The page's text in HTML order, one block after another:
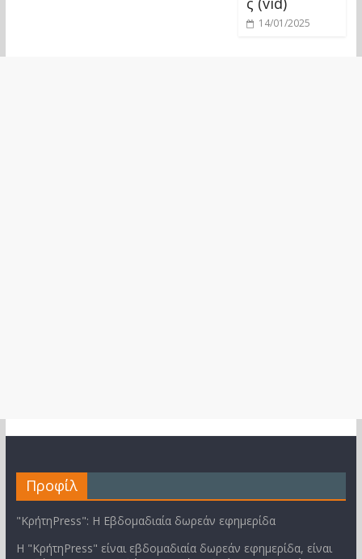
14/01/2025
Προφίλ
"ΚρήτηPress": Η Εβδομαδιαία δωρεάν εφημερίδα
Η "ΚρήτηPress" είναι εβδομαδιαία δωρεάν εφημερίδα, είναι